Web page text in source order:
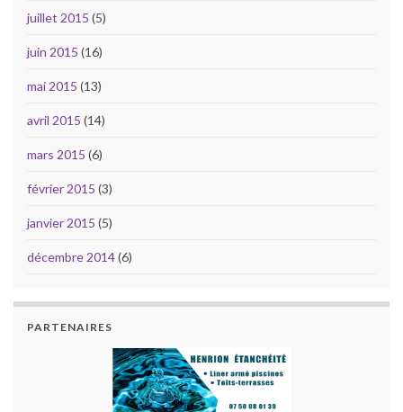
juillet 2015 (5)
juin 2015 (16)
mai 2015 (13)
avril 2015 (14)
mars 2015 (6)
février 2015 (3)
janvier 2015 (5)
décembre 2014(6)
PARTENAIRES